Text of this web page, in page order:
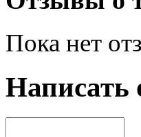
Пока нет
Написать